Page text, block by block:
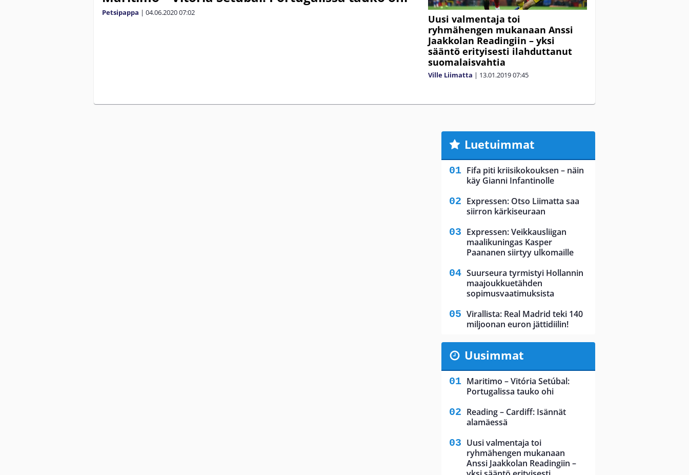
Petsipappa | 04.06.202007:02
Uusi valmentaja toi
ryhmähengen mukanaan Anssi
Jaakkolan Readingiin – yksi
sääntö erityisesti ilahduttanut
suomalaisvahtia
Ville Liimatta | 13.01.201907:45
Luetuimmat
Fifa piti kriisikokouksen – näin
käy Gianni Infantinolle
Expressen: Otso Liimatta saa
siirron kärkiseuraan
Expressen: Veikkausliigan
maalikuningas Kasper
Paananen siirtyy ulkomaille
Suurseura tyrmistyi Hollannin
maajoukkuetähden
sopimusvaatimuksista
Virallista: Real Madrid teki 140
miljoonan euron jättidiilin!
Uusimmat
Maritimo – Vitória Setúbal:
Portugalissa tauko ohi
Reading – Cardiff: Isännät
alamäessä
Uusi valmentaja toi
ryhmähengen mukanaan
Anssi Jaakkolan Readingiin –